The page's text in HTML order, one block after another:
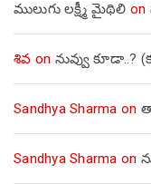
ములుగు లక్ష్మీ మైథిలి on
శివ on నువ్వు కూడా..?
Sandhya Sharma on
Sandhya Sharma on